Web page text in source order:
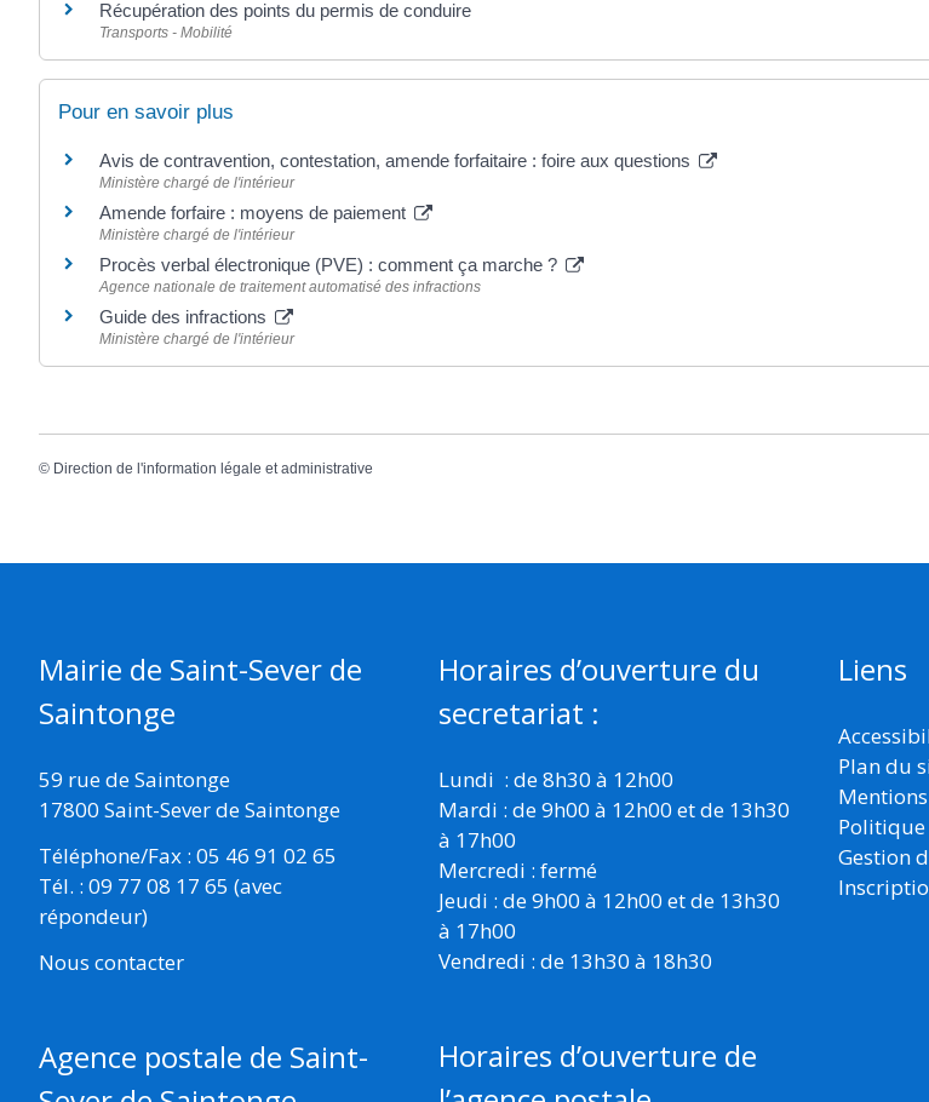
Récupération des points du permis de conduire
Transports - Mobilité
Pour en savoir plus
Avis de contravention, contestation, amende forfaitaire : foire aux questions
Ministère chargé de l'intérieur
Amende forfaire : moyens de paiement
Ministère chargé de l'intérieur
Procès verbal électronique (PVE) : comment ça marche ?
Agence nationale de traitement automatisé des infractions
Guide des infractions
Ministère chargé de l'intérieur
© Direction de l'information légale et administrative
Mairie de Saint-Sever de
Saintonge
59 rue de Saintonge
17800 Saint-Sever de Saintonge
Téléphone/Fax : 05 46 91 02 65
Tél. : 09 77 08 17 65 (avec
répondeur)
Nous contacter
Agence postale de Saint-
Horaires d’ouverture du
secretariat :
Lundi : de 8h30 à 12h00
Mardi : de 9h00 à 12h00 et de 13h30
à 17h00
Mercredi : fermé
Jeudi : de 9h00 à 12h00 et de 13h30
à 17h00
Vendredi : de 13h30 à 18h30
Horaires d’ouverture de
Liens
Plan du
Politique
Gestion